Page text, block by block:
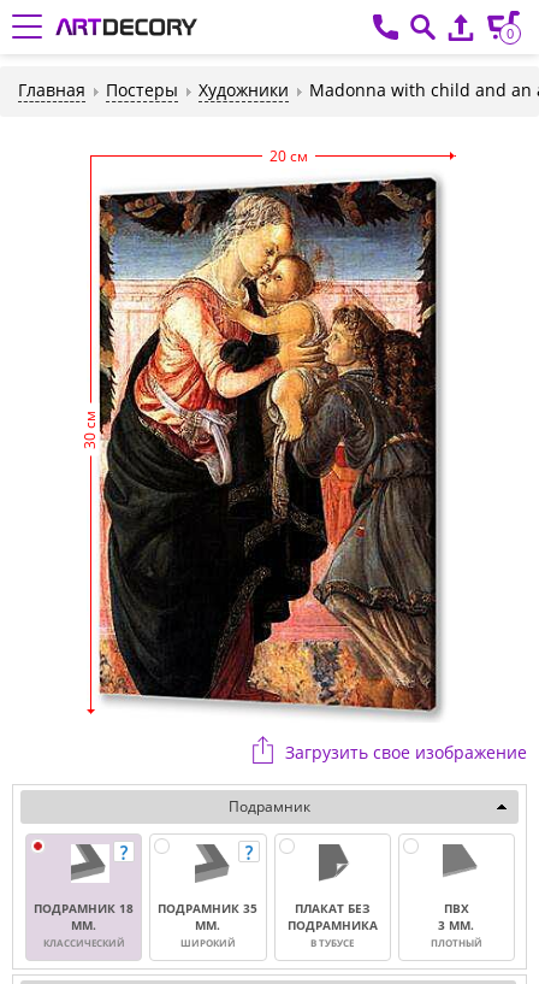
0
Главная Постеры Художники Madonna with child and an
20 см
30 см
Загрузить свое изображение
Подрамник
ПОДРАМНИК 18
ММ.
КЛАССИЧЕСКИЙ
ПОДРАМНИК 35
ММ.
ШИРОКИЙ
ПЛАКАТ БЕЗ
ПОДРАМНИКА
В ТУБУСЕ
ПВХ
3 ММ.
ПЛОТНЫЙ